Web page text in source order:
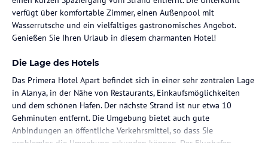
verfügt über komfortable Zimmer, einen Außenpool mit
Wasserrutsche und ein vielfältiges gastronomisches Angebot.
Genießen Sie Ihren Urlaub in diesem charmanten Hotel!
Die Lage des Hotels
Das Primera Hotel Apart befindet sich in einer sehr zentralen Lage
in Alanya, in der Nähe von Restaurants, Einkaufsmöglichkeiten
und dem schönen Hafen. Der nächste Strand ist nur etwa 10
Gehminuten entfernt. Die Umgebung bietet auch gute
Anbindungen an öffentliche Verkehrsmittel, so dass Sie